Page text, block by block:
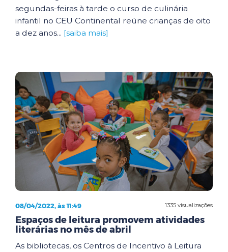
segundas-feiras à tarde o curso de culinária
infantil no CEU Continental reúne crianças de oito
a dez anos... [saiba mais]
1335 visualizações
08/04/2022, às 11:49
Espaços de leitura promovem atividades
literárias no mês de abril
As bibliotecas, os Centros de Incentivo à Leitura